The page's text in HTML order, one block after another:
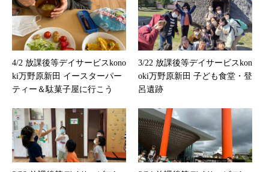
4/2 放課後等デイサービスkono
ki万野原新田 イースターパー
ティー＆駄菓子屋に行こう
3/22 放課後等デイサービスkon
oki万野原新田 子ども食堂・登
呂遺跡